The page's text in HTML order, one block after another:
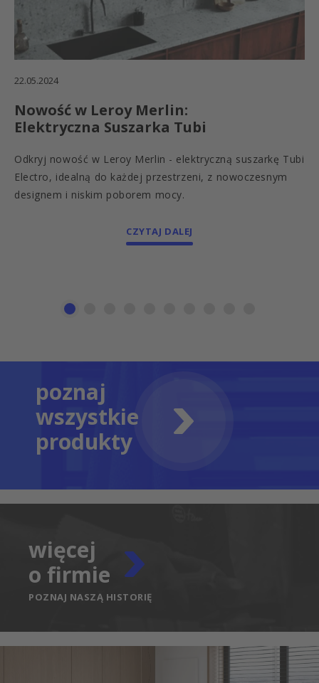
22.05.2024
Nowość w Leroy Merlin:
Elektryczna Suszarka Tubi
Odkryj nowość w Leroy Merlin - elektryczną suszarkę Tubi
Electro, idealną do każdej przestrzeni, z nowoczesnym
designem i niskim poborem mocy.
CZYTAJ DALEJ
poznaj
wszystkie
produkty
więcej
o firmie
POZNAJ NASZĄ HISTORIĘ